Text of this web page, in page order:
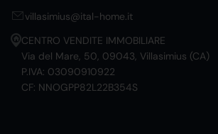
villasimius@ital-home.it
CENTRO VENDITE IMMOBILIARE
Via del Mare, 50, 09043, Villasimius (CA)
P.IVA: 03090910922
CF: NNOGPP82L22B354S